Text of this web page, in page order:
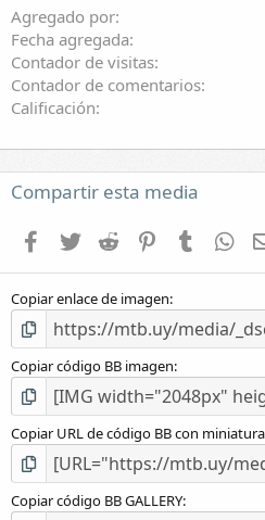
Agregado por
Fecha agregada
Contador de visitas
Contador de comentarios
Calificación
Compartir esta media
Facebook
Twitter Reddit PinterestTumblr
Copiar enlace de imagen
Copiar código BB imagen
Copiar URL de código BB con miniatura
Copiar código BB GALLERY